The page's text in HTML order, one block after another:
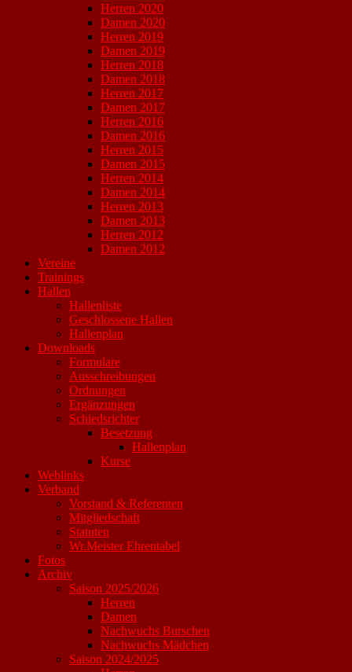
Herren 2020
Damen 2020
Herren 2019
Damen 2019
Herren 2018
Damen 2018
Herren 2017
Damen 2017
Herren 2016
Damen 2016
Herren 2015
Damen 2015
Herren 2014
Damen 2014
Herren 2013
Damen 2013
Herren 2012
Damen 2012
Vereine
Trainings
Hallen
Hallenliste
Geschlossene Hallen
Hallenplan
Downloads
Formulare
Ausschreibungen
Ordnungen
Ergänzungen
Schiedsrichter
Besetzung
Hallenplan
Kurse
Weblinks
Verband
Vorstand & Referenten
Mitgliedschaft
Statuten
Wr.Meister Ehrentabel
Fotos
Archiv
Saison 2025/2026
Herren
Damen
Nachwuchs Burschen
Nachwuchs Mädchen
Saison 2024/2025